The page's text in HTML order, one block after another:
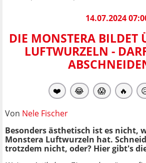
14.07.2024
DIE MONSTERA BILDET
UFTWURZELN - DARF
❤️ 😂 😱 🔥
Von Nele Fischer
Besonders ästhetisch ist es nicht,
Monstera Luftwurzeln hat.
trotzdem nicht, oder? Hier gibt's